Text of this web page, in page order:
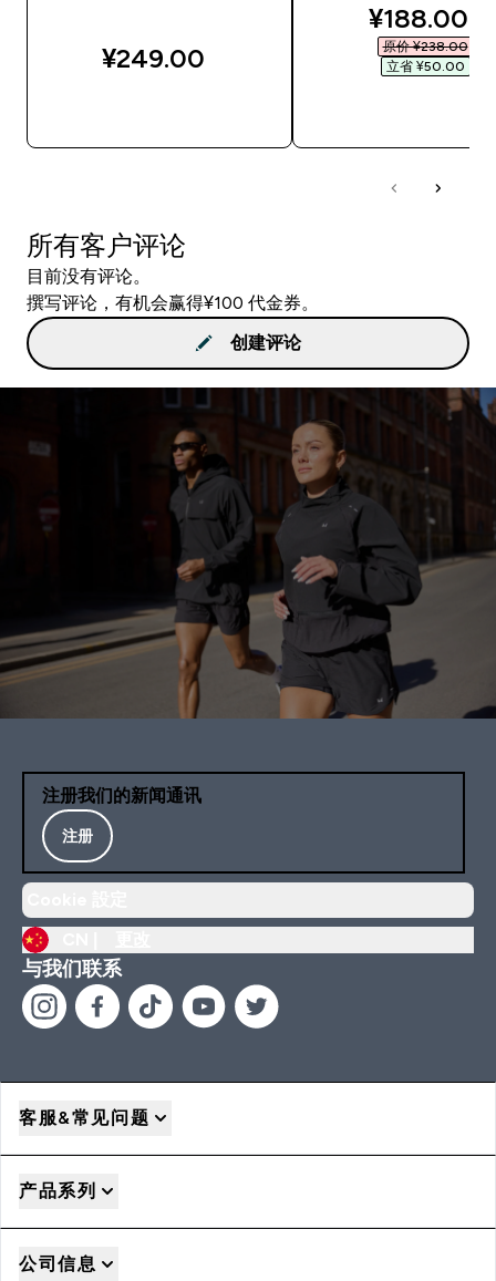
¥249.00‎
¥188.00‎
原价 ¥238.00‎
立省 ¥50.00‎
所有客户评论
目前没有评论。
撰写评论，有机会赢得¥100 代金券。
创建评论
注册我们的新闻通讯
注册
与我们联系
客服&常见问题
产品系列
公司信息